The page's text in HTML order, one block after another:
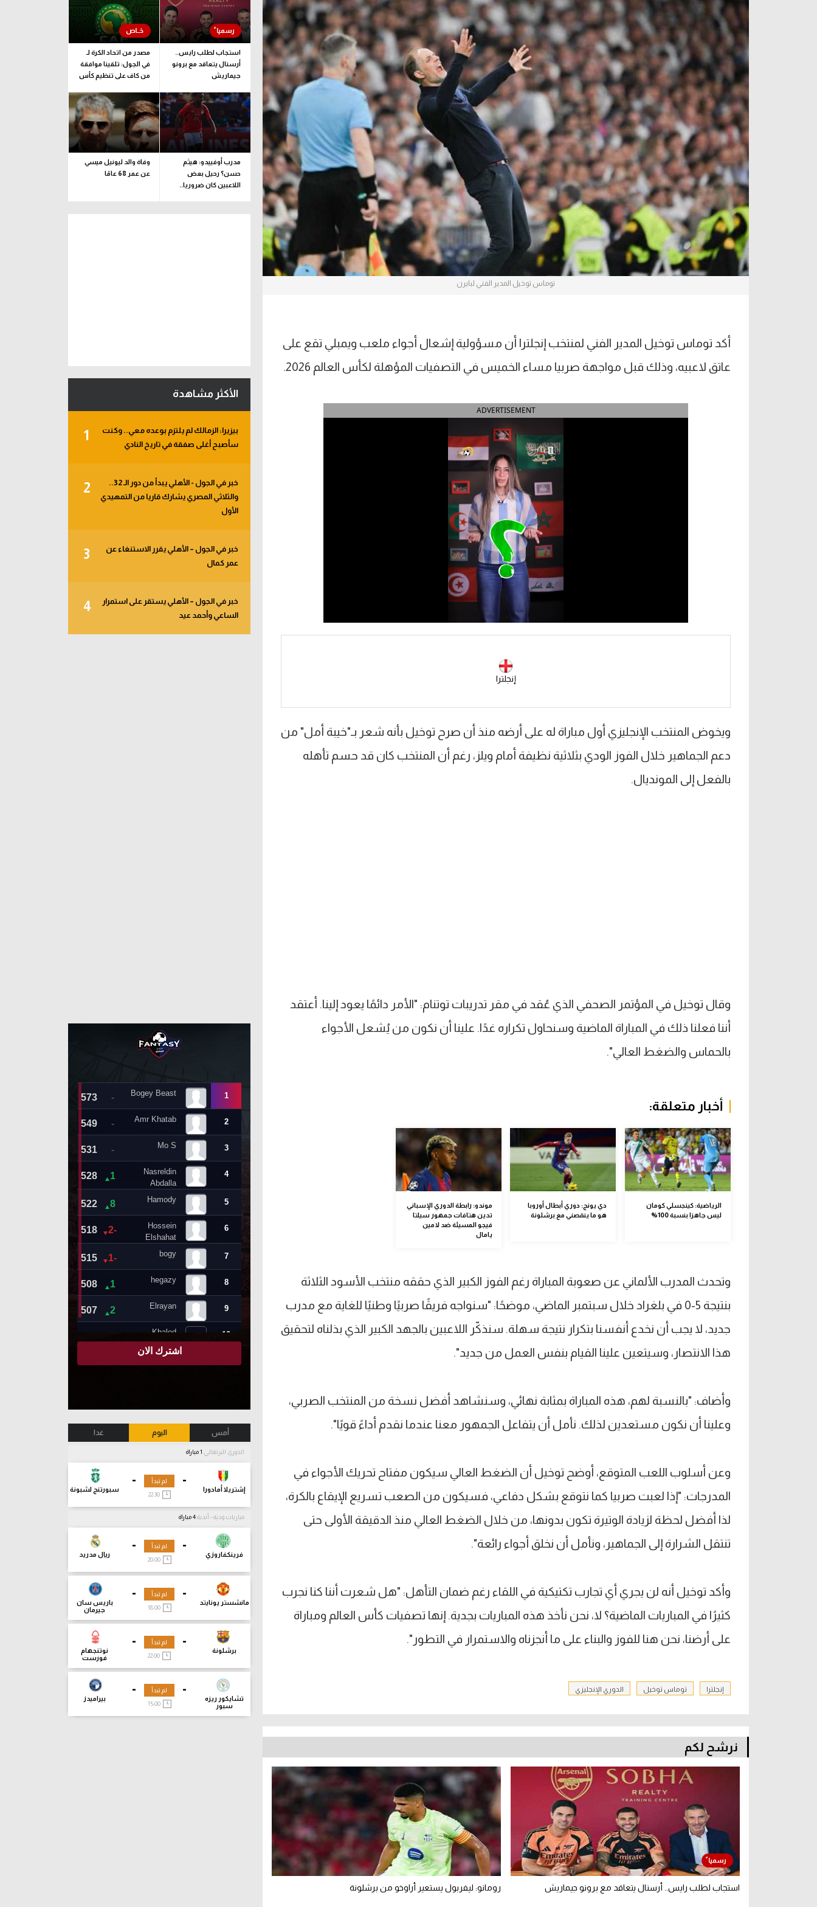
آراء حرة
ركن الألعاب
الدوري السعودي للمحترفين
دوري أبطال أوروبا
دوري أبطال إفريقيا
كل البطولات
دوري أبطال أوروبا
القسم الثاني
رياضات أخرى
آسيا
أمريكا
ركن الألعاب
توماس توخيل المدير الفني لبايرن
أكد توماس توخيل المدير الفني لمنتخب إنجلترا أن مسؤولية إشعال أجواء ملعب ويمبلي تقع على
عاتق لاعبيه، وذلك قبل مواجهة صربيا مساء الخميس في التصفيات المؤهلة لكأس العالم 2026.
ADVERTISEMENT
إنجلترا
ويخوض المنتخب الإنجليزي أول مباراة له على أرضه منذ أن صرح توخيل بأنه شعر بـ"خيبة أمل" من
دعم الجماهير خلال الفوز الودي بثلاثية نظيفة أمام ويلز، رغم أن المنتخب كان قد حسم تأهله
بالفعل إلى المونديال.
وقال توخيل في المؤتمر الصحفي الذي عُقد في مقر تدريبات توتنام: "الأمر دائمًا يعود إلينا. أعتقد
أننا فعلنا ذلك في المباراة الماضية وسنحاول تكراره غدًا. علينا أن نكون من يُشعل الأجواء
بالحماس والضغط العالي".
أخبار متعلقة:
الرياضية: كينجسلي كومان
ليس جاهزا بنسبة 100%
دي يونج: دوري أبطال أوروبا
هو ما ينقصني مع برشلونة
موندو: رابطة الدوري الإسباني
تدين هتافات جمهور سيلتا
فيجو المسيئة ضد لامين
يامال
وتحدث المدرب الألماني عن صعوبة المباراة رغم الفوز الكبير الذي حققه منتخب الأسود الثلاثة
بنتيجة 5-0 في بلغراد خلال سبتمبر الماضي، موضحًا: "سنواجه فريقًا صربيًا وطنيًا للغاية مع مدرب
جديد، لا يجب أن نخدع أنفسنا بتكرار نتيجة سهلة. سنذكّر اللاعبين بالجهد الكبير الذي بذلناه لتحقيق
هذا الانتصار، وسيتعين علينا القيام بنفس العمل من جديد".
وأضاف: "بالنسبة لهم، هذه المباراة بمثابة نهائي، وسنشاهد أفضل نسخة من المنتخب الصربي،
وعلينا أن نكون مستعدين لذلك. نأمل أن يتفاعل الجمهور معنا عندما نقدم أداءً قويًا".
وعن أسلوب اللعب المتوقع، أوضح توخيل أن الضغط العالي سيكون مفتاح تحريك الأجواء في
المدرجات: "إذا لعبت صربيا كما نتوقع بشكل دفاعي، فسيكون من الصعب تسريع الإيقاع بالكرة،
لذا أفضل لحظة لزيادة الوتيرة تكون بدونها، من خلال الضغط العالي منذ الدقيقة الأولى حتى
تنتقل الشرارة إلى الجماهير، ونأمل أن نخلق أجواء رائعة".
وأكد توخيل أنه لن يجري أي تجارب تكتيكية في اللقاء رغم ضمان التأهل: "هل شعرت أننا كنا نجرب
كثيرًا في المباريات الماضية؟ لا، نحن نأخذ هذه المباريات بجدية. إنها تصفيات كأس العالم ومباراة
على أرضنا، نحن هنا للفوز والبناء على ما أنجزناه والاستمرار في التطور".
إنجلترا توماس توخيل الدوري الإنجليزي
نرشح لكم
استجاب لطلب رايس.. أرسنال يتعاقد مع برونو جيماريش رومانو: ليفربول يستعير أراوخو من برشلونة
استجاب لطلب رايس..
أرسنال يتعاقد مع برونو
جيماريش
مصدر من اتحاد الكرة لـ
في الجول: تلقينا موافقة
من كاف على تنظيم كأس
مدرب أوفييدو: هيثم
حسن؟ رحيل بعض
اللاعبين كان ضروريا..
وفاة والد ليونيل ميسي
عن عمر 68 عامًا
الأكثر مشاهدة
1
بيزيرا: الزمالك لم يلتزم بوعده معي.. وكنت
سأصبح أغلى صفقة في تاريخ النادي
2
خبر في الجول - الأهلي يبدأ من دور الـ 32..
والثلاثي المصري يشارك قاريا من التمهيدي
الأول
3
خبر في الجول – الأهلي يقرر الاستنغاء عن
عمر كمال
4
خبر في الجول – الأهلي يستقر على استمرار
الساعي وأحمد عيد
أمس اليوم غدا
الدوري البرتغالي
-
إشتريلا أمادورا
-
سبورتنج لشبونة
لم تبدأ
22:30
مباريات ودية - أندية
-
فرينكفاروزي
-
ريال مدريد
لم تبدأ
20:00
-
مانشستر يونايتد
-
باريس سان
جيرمان
لم تبدأ
18:00
-
برشلونة
-
نوتنجهام
فورست
لم تبدأ
-
تشايكور ريزه
سبور
-
بيراميدز
لم تبدأ
15:00